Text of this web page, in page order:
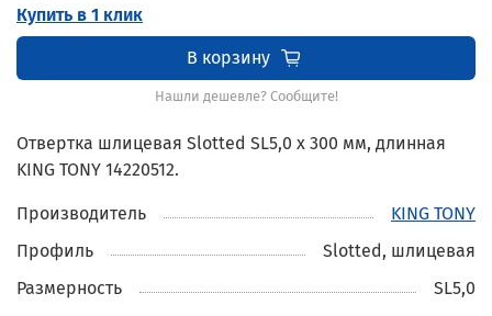
Купить в 1 клик
В корзину
Нашли дешевле? Сообщите!
Отвертка шлицевая Slotted SL5,0 x 300 мм, длинная
KING TONY 14220512.
Производитель
KING TONY
Профиль
Slotted, шлицевая
Размерность
SL5,0